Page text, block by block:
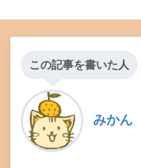
この記事を書いた人
みかん